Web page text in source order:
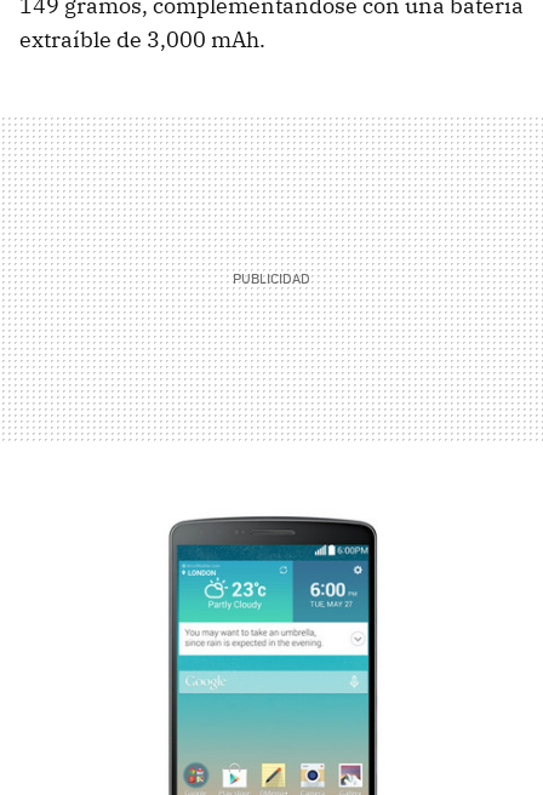
149 gramos, complementándose con una batería
extraíble de 3,000 mAh.